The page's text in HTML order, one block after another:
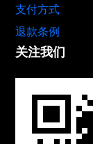
支付方式
退款条例
关注我们